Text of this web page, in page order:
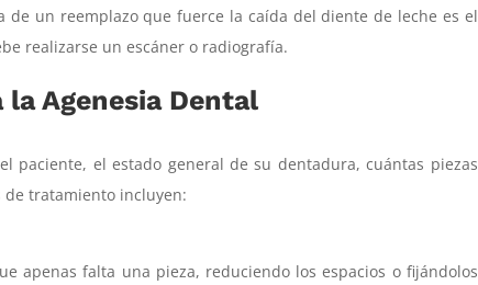
un reemplazo que fuerce la caída del diente de leche es el
realizarse un escáner o radiografía.
Agenesia Dental
paciente, el estado general de su dentadura, cuántas piezas
de tratamiento incluyen:
apenas falta una pieza, reduciendo los espacios o fijándolos